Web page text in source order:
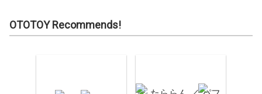
OTOTOY Recommends!